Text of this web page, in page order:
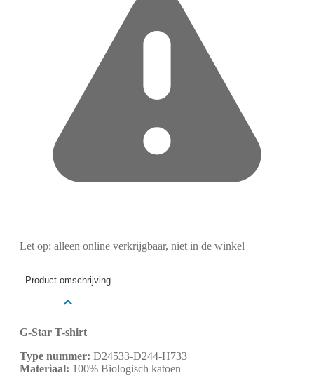
Let op: alleen online verkrijgbaar, niet in de winkel
Product omschrijving
G-Star T-shirt
Type nummer: D24533-D244-H733
Materiaal: 100% Biologisch katoen